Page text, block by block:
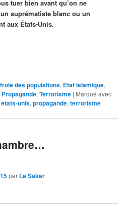
tuer bien avant qu’on ne
suprématiste blanc ou un
aux États-Unis.
des populations, Etat Islamique,
Propagande,Terrorisme | Marqué avec
etats-unis,propagande,terrorisme
par Le Saker